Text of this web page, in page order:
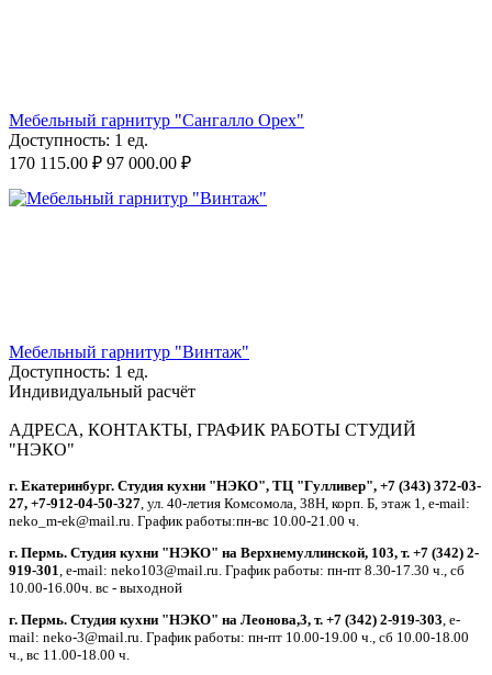
Мебельный гарнитур "Сангалло Орех"
Доступность: 1 ед.
170 115.00 ₽ 97 000.00 ₽
Мебельный гарнитур "Винтаж"
Доступность: 1 ед.
Индивидуальный расчёт
АДРЕСА, КОНТАКТЫ, ГРАФИК РАБОТЫ СТУДИЙ
"НЭКО"
г. Екатеринбург. Студия кухни "НЭКО", ТЦ "Гулливер", +7 (343) 372-03-
27, +7-912-04-50-327, ул. 40-летия Комсомола, 38Н, корп. Б, этаж 1, e-mail:
neko_m-ek@mail.ru. График работы:пн-вс 10.00-21.00 ч.
г. Пермь. Студия кухни "НЭКО" на Верхнемуллинской, 103, т. +7 (342) 2-
919-301, e-mail: neko103@mail.ru. График работы: пн-пт 8.30-17.30 ч., сб
10.00-16.00ч. вс - выходной
г. Пермь. Студия кухни "НЭКО" на Леонова,3, т. +7 (342) 2-919-303, e-
mail: neko-3@mail.ru. График работы: пн-пт 10.00-19.00 ч., сб 10.00-18.00
ч., вс 11.00-18.00 ч.